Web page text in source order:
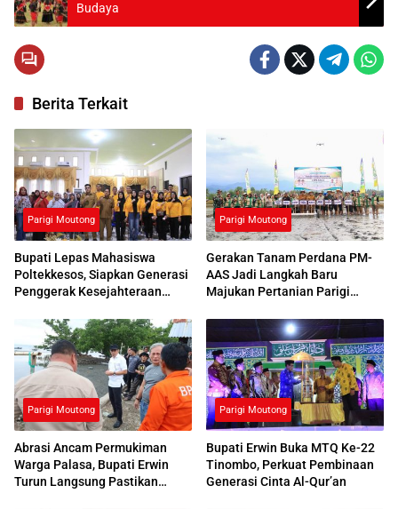
Budaya
Berita Terkait
Parigi Moutong
Bupati Lepas Mahasiswa
Poltekkesos, Siapkan Generasi
Penggerak Kesejahteraan
Parigi Moutong
Gerakan Tanam Perdana PM-
AAS Jadi Langkah Baru
Majukan Pertanian Parigi
Parigi Moutong
Abrasi Ancam Permukiman
Warga Palasa, Bupati Erwin
Turun Langsung Pastikan
Parigi Moutong
Bupati Erwin Buka MTQ Ke-22
Tinombo, Perkuat Pembinaan
Generasi Cinta Al-Qur’an